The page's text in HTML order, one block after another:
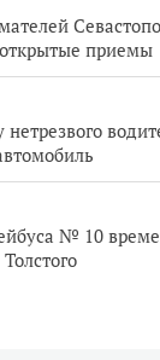
приемы
нетрезвого
№ 10